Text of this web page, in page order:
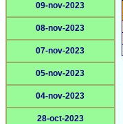
09-nov-2023
08-nov-2023
07-nov-2023
05-nov-2023
04-nov-2023
28-oct-2023